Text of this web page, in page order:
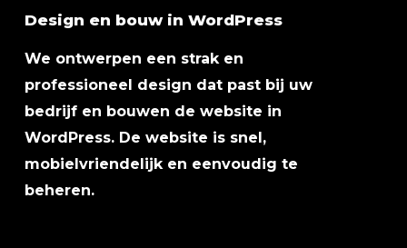
Design en bouw in WordPress
We ontwerpen een strak en
professioneel design dat past bij uw
bedrijf en bouwen de website in
WordPress. De website is snel,
mobielvriendelijk en eenvoudig te
beheren.